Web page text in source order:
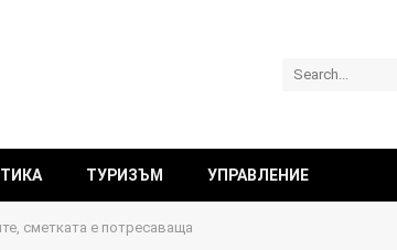
ТУРИЗЪМ УПРАВЛЕНИЕ
сметката е потресаваща